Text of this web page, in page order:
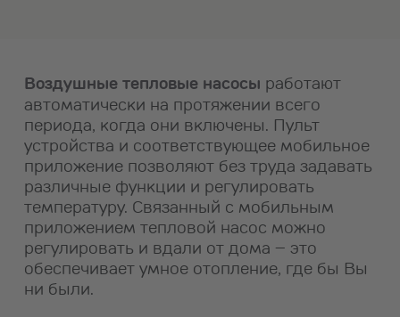
Воздушные тепловые насосы работают
автоматически на протяжении всего
периода, когда они включены. Пульт
устройства и соответствующее мобильное
приложение позволяют без труда задавать
различные функции и регулировать
температуру. Связанный с мобильным
приложением тепловой насос можно
регулировать и вдали от дома – это
обеспечивает умное отопление, где бы Вы
ни были.